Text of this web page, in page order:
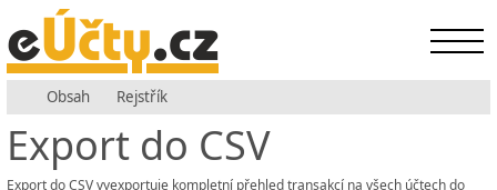
Obsah Rejstřík
Export do CSV
Export do CSV vyexportuje kompletní přehled transakcí na všech účtech do